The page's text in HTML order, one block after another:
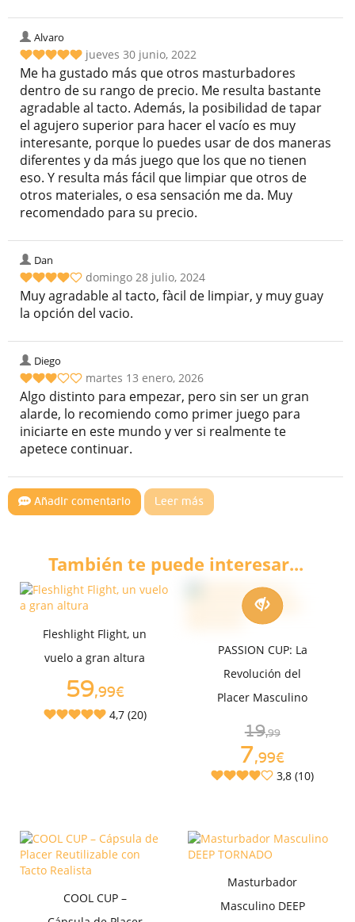
Alvaro
jueves 30 junio, 2022
Me ha gustado más que otros masturbadores
dentro de su rango de precio. Me resulta bastante
agradable al tacto. Además, la posibilidad de tapar
el agujero superior para hacer el vacío es muy
interesante, porque lo puedes usar de dos maneras
diferentes y da más juego que los que no tienen
eso. Y resulta más fácil que limpiar que otros de
otros materiales, o esa sensación me da. Muy
recomendado para su precio.
Dan
domingo 28 julio, 2024
Muy agradable al tacto, fàcil de limpiar, y muy guay
la opción del vacio.
Diego
martes 13 enero, 2026
Algo distinto para empezar, pero sin ser un gran
alarde, lo recomiendo como primer juego para
iniciarte en este mundo y ver si realmente te
apetece continuar.
Añadir comentario Leer más
También te puede interesar...
Fleshlight Flight, un
vuelo a gran altura
59,99€
4,7 (20)
PASSION CUP: La
Revolución del
Placer Masculino
19,99
7,99€
3,8 (10)
COOL CUP –
Masturbador
Masculino DEEP